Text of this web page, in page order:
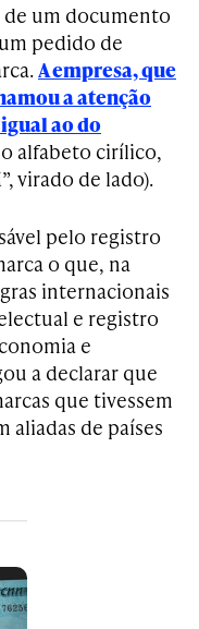
um documento
pedido de
A empresa, que
a atenção
ao do
alfabeto cirílico,
virado de lado).
pelo registro
o que, na
internacionais
e registro
e
a declarar que
que tivessem
aliadas de países